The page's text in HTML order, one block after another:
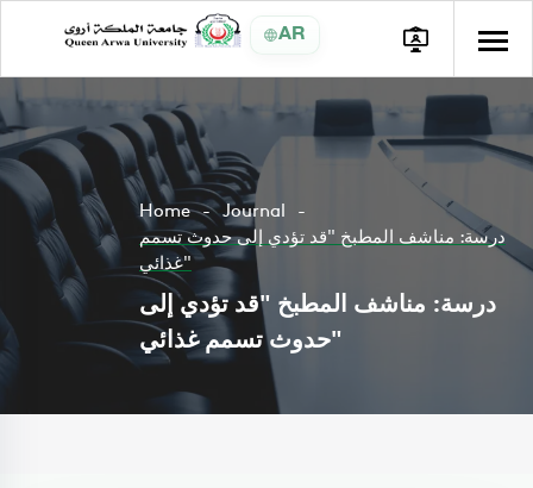
AR
Home
Journal
درسة: مناشف المطبخ "قد تؤدي إلى حدوث تسمم
غذائي"
درسة: مناشف المطبخ "قد تؤدي إلى
حدوث تسمم غذائي"